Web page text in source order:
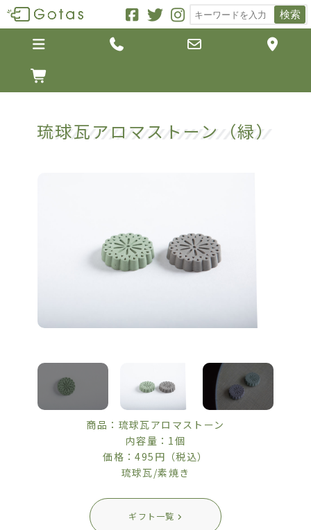
検索
   

琉球瓦アロマストーン（緑）
商品：琉球瓦アロマストーン
内容量：1個
価格：495円（税込）
琉球瓦/素焼き
ギフト一覧